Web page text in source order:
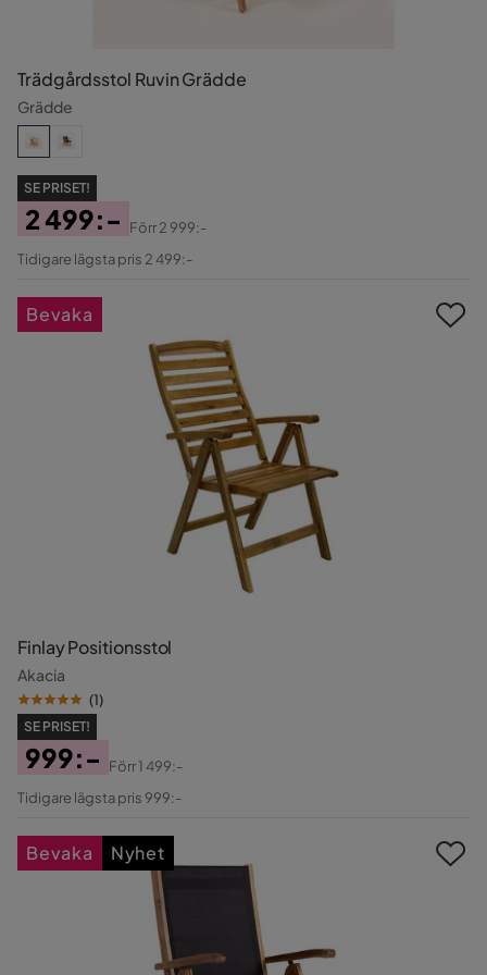
Trädgårdsstol Ruvin Grädde
Grädde
SE PRISET!
Pris
2 499:-
Original
Förr2 999:-
Tidigare lägsta pris 2 499:-
Finlay Positionsstol
Akacia
(1)
SE PRISET!
Pris
999:-
Original
Förr1 499:-
Tidigare lägsta pris 999:-
Bevaka
Bevaka Nyhet